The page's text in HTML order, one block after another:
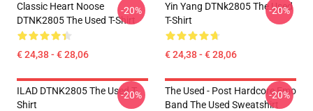
Classic Heart Noose
DTNK2805 The Used T-Shirt
€ 24,38 - € 28,06
-20%
Yin Yang DTNk2805 The Used
T-Shirt
€ 24,38 - € 28,06
-20%
ILAD DTNK2805 The Used T-
Shirt
-20%
The Used - Post Hardcore Emo
Band The Used Sweatshirt
-20%